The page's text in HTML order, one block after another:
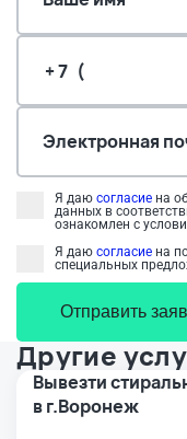
Электронная
Я даю согласие на
данных в
ознакомлен с
Я даю согласие на
специальных
Отправить
Другие
Вывезти
в г.Воронеж